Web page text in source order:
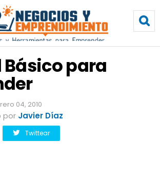
para
04, 2010
por Javier Díaz
Twittear